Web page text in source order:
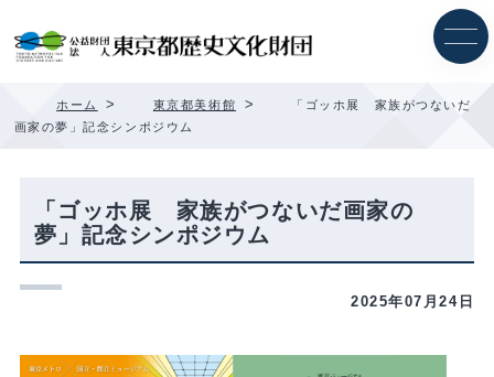
ッ
ホーム > 東京都美術館 >
「ゴッホ展 家族がつないだ
画家の夢」記念シンポジウム
「ゴッホ展 家族がつないだ画家の
夢」記念シンポジウム
2025年07月24日